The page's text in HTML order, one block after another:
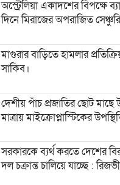
অস্ট্রেলিয়া একাদশের বিপক্ষে
দিনে মিরাজের অপরাজিত সেঞ্চুরি
মাগুরার বাড়িতে হামলার
সাকিব।
দেশীয় পাঁচ প্রজাতির ছোট মাছে
মাত্রায় মাইক্রোপ্লাস্টিকের
সরকারকে ব্যর্থ করতে দেশের
দল চক্রান্ত চালিয়ে যাচ্ছে : রিজভী